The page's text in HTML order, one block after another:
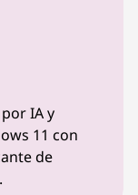
IA y
11 con
de